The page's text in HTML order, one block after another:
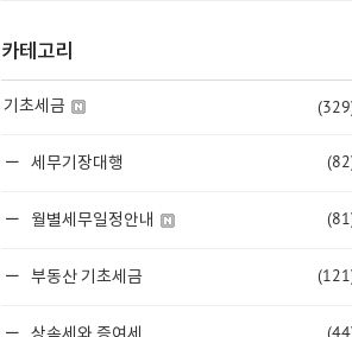
카테고리
기초세금
세무기장대행
월별세무일정안내
부동산 기초세금